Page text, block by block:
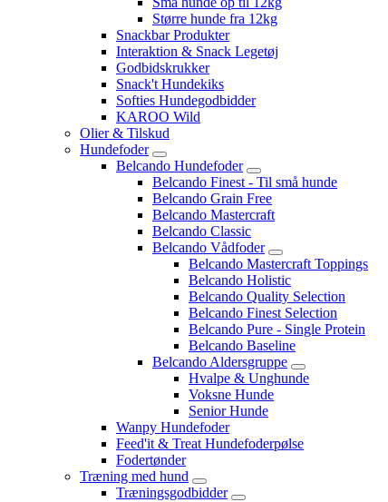
Større hunde fra 12kg
Snackbar Produkter
Interaktion & Snack Legetøj
Godbidskrukker
Snack't Hundekiks
Softies Hundegodbidder
KAROO Wild
Olier & Tilskud
Hundefoder
Belcando Hundefoder
Belcando Finest - Til små hunde
Belcando Grain Free
Belcando Mastercraft
Belcando Classic
Belcando Vådfoder
Belcando Mastercraft Toppings
Belcando Holistic
Belcando Quality Selection
Belcando Finest Selection
Belcando Pure - Single Protein
Belcando Baseline
Belcando Aldersgruppe
Hvalpe & Unghunde
Voksne Hunde
Senior Hunde
Wanpy Hundefoder
Feed'it & Treat Hundefoderpølse
Fodertønder
Træning med hund
Træningsgodbidder